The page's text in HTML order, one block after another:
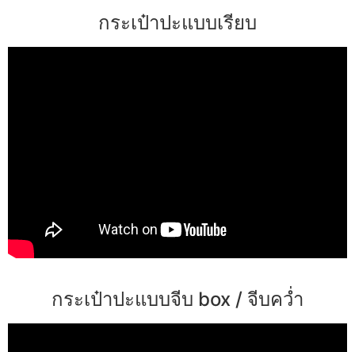
กระเป๋าปะแบบเรียบ
กระเป๋าปะแบบจีบ box / จีบคว่ำ